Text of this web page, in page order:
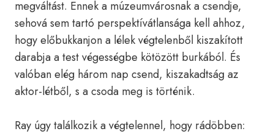
megváltást. Ennek a múzeumvárosnak a csendje,
sehová sem tartó perspektívátlansága kell ahhoz,
hogy előbukkanjon a lélek végtelenből kiszakított
darabja a test végességbe kötözött burkából. És
valóban elég három nap csend, kiszakadtság az
aktor-létből, s a csoda meg is történik.
Ray úgy találkozik a végtelennel, hogy rádöbben: